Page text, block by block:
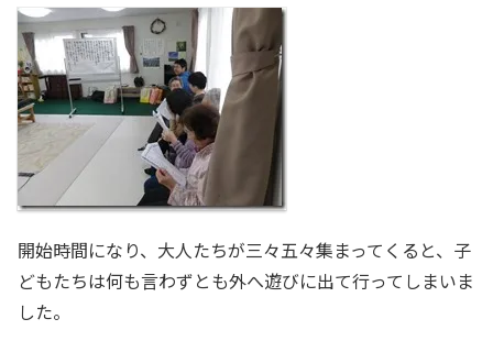
開始時間になり、大人たちが三々五々集まってくると、子
どもたちは何も言わずとも外へ遊びに出て行ってしまいま
した。